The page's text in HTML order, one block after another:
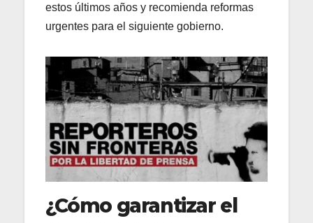
estos últimos años y recomienda reformas
urgentes para el siguiente gobierno.
¿Cómo garantizar el